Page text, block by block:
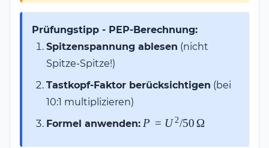
Prüfungstipp - PEP-Berechnung:
Spitzenspannung ablesen (nicht
Spitze-Spitze!)
Tastkopf-Faktor berücksichtigen (bei
10:1 multiplizieren)
Formel anwenden: P = U^2 /
P = U2/50 Ω